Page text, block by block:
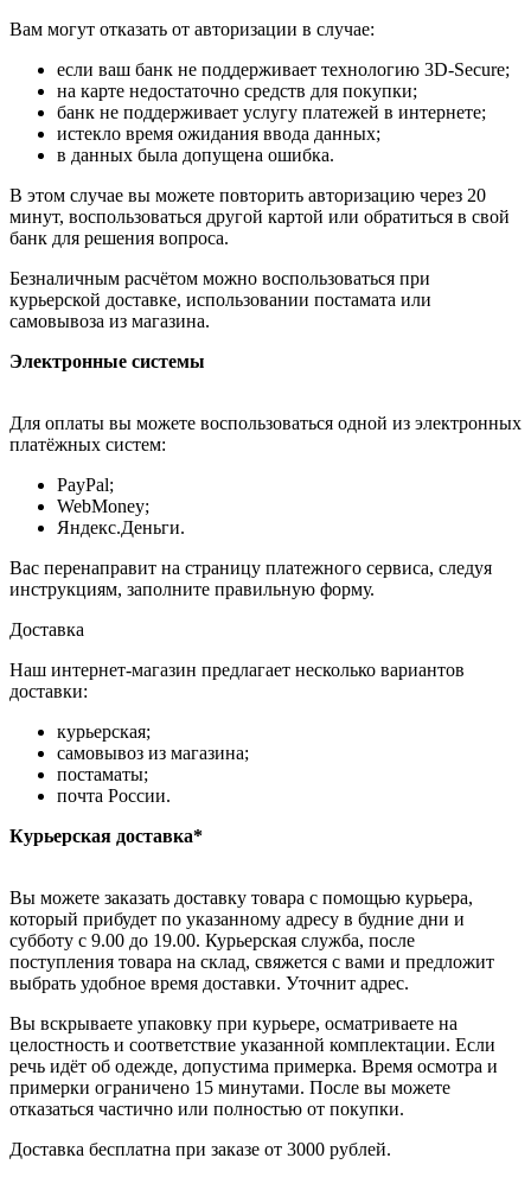
Вам могут отказать от авторизации в случае:
если ваш банк не поддерживает технологию 3D-Secure;
на карте недостаточно средств для покупки;
банк не поддерживает услугу платежей в интернете;
истекло время ожидания ввода данных;
в данных была допущена ошибка.
В этом случае вы можете повторить авторизацию через 20
минут, воспользоваться другой картой или обратиться в свой
банк для решения вопроса.
Безналичным расчётом можно воспользоваться при
курьерской доставке, использовании постамата или
самовывоза из магазина.
Электронные системы
Для оплаты вы можете воспользоваться одной из электронных
платёжных систем:
PayPal;
WebMoney;
Яндекс.Деньги.
Вас перенаправит на страницу платежного сервиса, следуя
инструкциям, заполните правильную форму.
Доставка
Наш интернет-магазин предлагает несколько вариантов
доставки:
курьерская;
самовывоз из магазина;
постаматы;
почта России.
Курьерская доставка*
Вы можете заказать доставку товара с помощью курьера,
который прибудет по указанному адресу в будние дни и
субботу с 9.00 до 19.00. Курьерская служба, после
поступления товара на склад, свяжется с вами и предложит
выбрать удобное время доставки. Уточнит адрес.
Вы вскрываете упаковку при курьере, осматриваете на
целостность и соответствие указанной комплектации. Если
речь идёт об одежде, допустима примерка. Время осмотра и
примерки ограничено 15 минутами. После вы можете
отказаться частично или полностью от покупки.
Доставка бесплатна при заказе от 3000 рублей.